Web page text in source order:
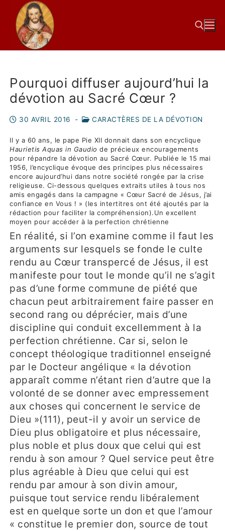
Pourquoi diffuser aujourd’hui la
dévotion au Sacré Cœur ?
30 AVRIL 2016 - CARACTÈRES DE LA DÉVOTION
Il y a 60 ans, le pape Pie XII donnait dans son encyclique
Haurietis Aquas in Gaudio de précieux encouragements
pour répandre la dévotion au Sacré Cœur. Publiée le 15 mai
1956, l’encyclique évoque des principes plus nécessaires
encore aujourd’hui dans notre société rongée par la crise
religieuse. Ci-dessous quelques extraits utiles à tous nos
amis engagés dans la campagne « Cœur Sacré de Jésus, j’ai
confiance en Vous ! » (les intertitres ont été ajoutés par la
rédaction pour faciliter la compréhension).Un excellent
moyen pour accéder à la perfection chrétienne
En réalité, si l’on examine comme il faut les
arguments sur lesquels se fonde le culte
rendu au Cœur transpercé de Jésus, il est
manifeste pour tout le monde qu’il ne s’agit
pas d’une forme commune de piété que
chacun peut arbitrairement faire passer en
second rang ou déprécier, mais d’une
discipline qui conduit excellemment à la
perfection chrétienne. Car si, selon le
concept théologique traditionnel enseigné
par le Docteur angélique « la dévotion
apparaît comme n’étant rien d’autre que la
volonté de se donner avec empressement
aux choses qui concernent le service de
Dieu »(111), peut-il y avoir un service de
Dieu plus obligatoire et plus nécessaire,
plus noble et plus doux que celui qui est
rendu à son amour ? Quel service peut être
plus agréable à Dieu que celui qui est
rendu par amour à son divin amour,
puisque tout service rendu libéralement
est en quelque sorte un don et que l’amour
« constitue le premier don, source de tout